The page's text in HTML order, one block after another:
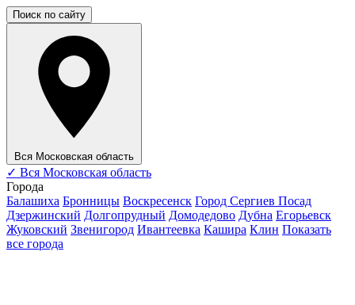
Поиск по сайту
Вся Московская область
✓ Вся Московская область
Города
Балашиха Бронницы Воскресенск Город Сергиев Посад
Дзержинский Долгопрудный Домодедово Дубна Егорьевск
Жуковский Звенигород Ивантеевка Кашира Клин Показать
все города